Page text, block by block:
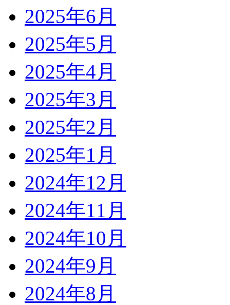
2025年6月
2025年5月
2025年4月
2025年3月
2025年2月
2025年1月
2024年12月
2024年11月
2024年10月
2024年9月
2024年8月